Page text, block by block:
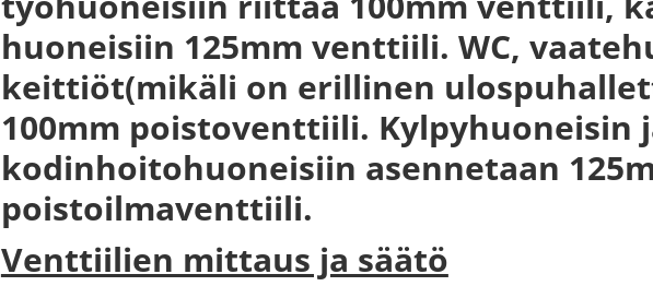
huoneisiin 125mm venttiili. WC,
keittiöt(mikäli on erillinen
100mm poistoventtiili. Kylpyhuoneisin
kodinhoitohuoneisiin asennetaan
poistoilmaventtiili.
Venttiilien mittaus ja säätö